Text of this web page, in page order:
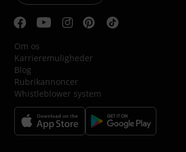
Om os
Karrieremuligheder
Blog
Rubrikannoncer
Whistleblower system